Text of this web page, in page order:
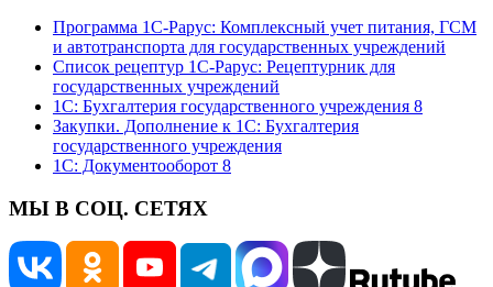
Программа 1С-Рарус: Комплексный учет питания, ГСМ
и автотранспорта для государственных учреждений
Список рецептур 1С-Рарус: Рецептурник для
государственных учреждений
1С: Бухгалтерия государственного учреждения 8
Закупки. Дополнение к 1С: Бухгалтерия
государственного учреждения
1С: Документооборот 8
МЫ В СОЦ. СЕТЯХ